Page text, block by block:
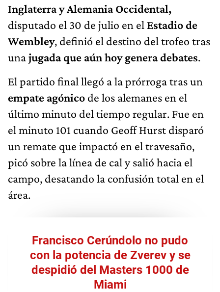
Inglaterra y Alemania Occidental,
disputado el 30 de julio en el Estadio de
Wembley, definió el destino del trofeo tras
unajugada que aún hoy genera debates.
El partido final llegó a la prórroga tras un
empate agónico de los alemanes en el
último minuto del tiempo regular. Fue en
el minuto 101 cuando Geoff Hurst disparó
un remate que impactó en el travesaño,
picó sobre la línea de cal y salió hacia el
campo, desatando la confusión total en el
área.
Francisco Cerúndolo no pudo
con la potencia de Zverev y se
despidió del Masters 1000 de
Miami